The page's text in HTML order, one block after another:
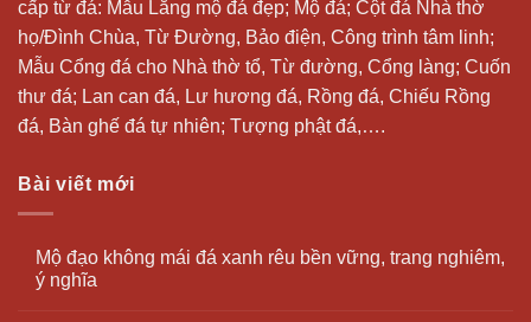
cấp từ đá: Mẫu Lăng mộ đá đẹp; Mộ đá; Cột đá Nhà thờ
họ/Đình Chùa, Từ Đường, Bảo điện, Công trình tâm linh;
Mẫu Cổng đá cho Nhà thờ tổ, Từ đường, Cổng làng; Cuốn
thư đá; Lan can đá, Lư hương đá, Rồng đá, Chiếu Rồng
đá, Bàn ghế đá tự nhiên; Tượng phật đá,….
Bài viết mới
Mộ đạo không mái đá xanh rêu bền vững, trang nghiêm,
ý nghĩa